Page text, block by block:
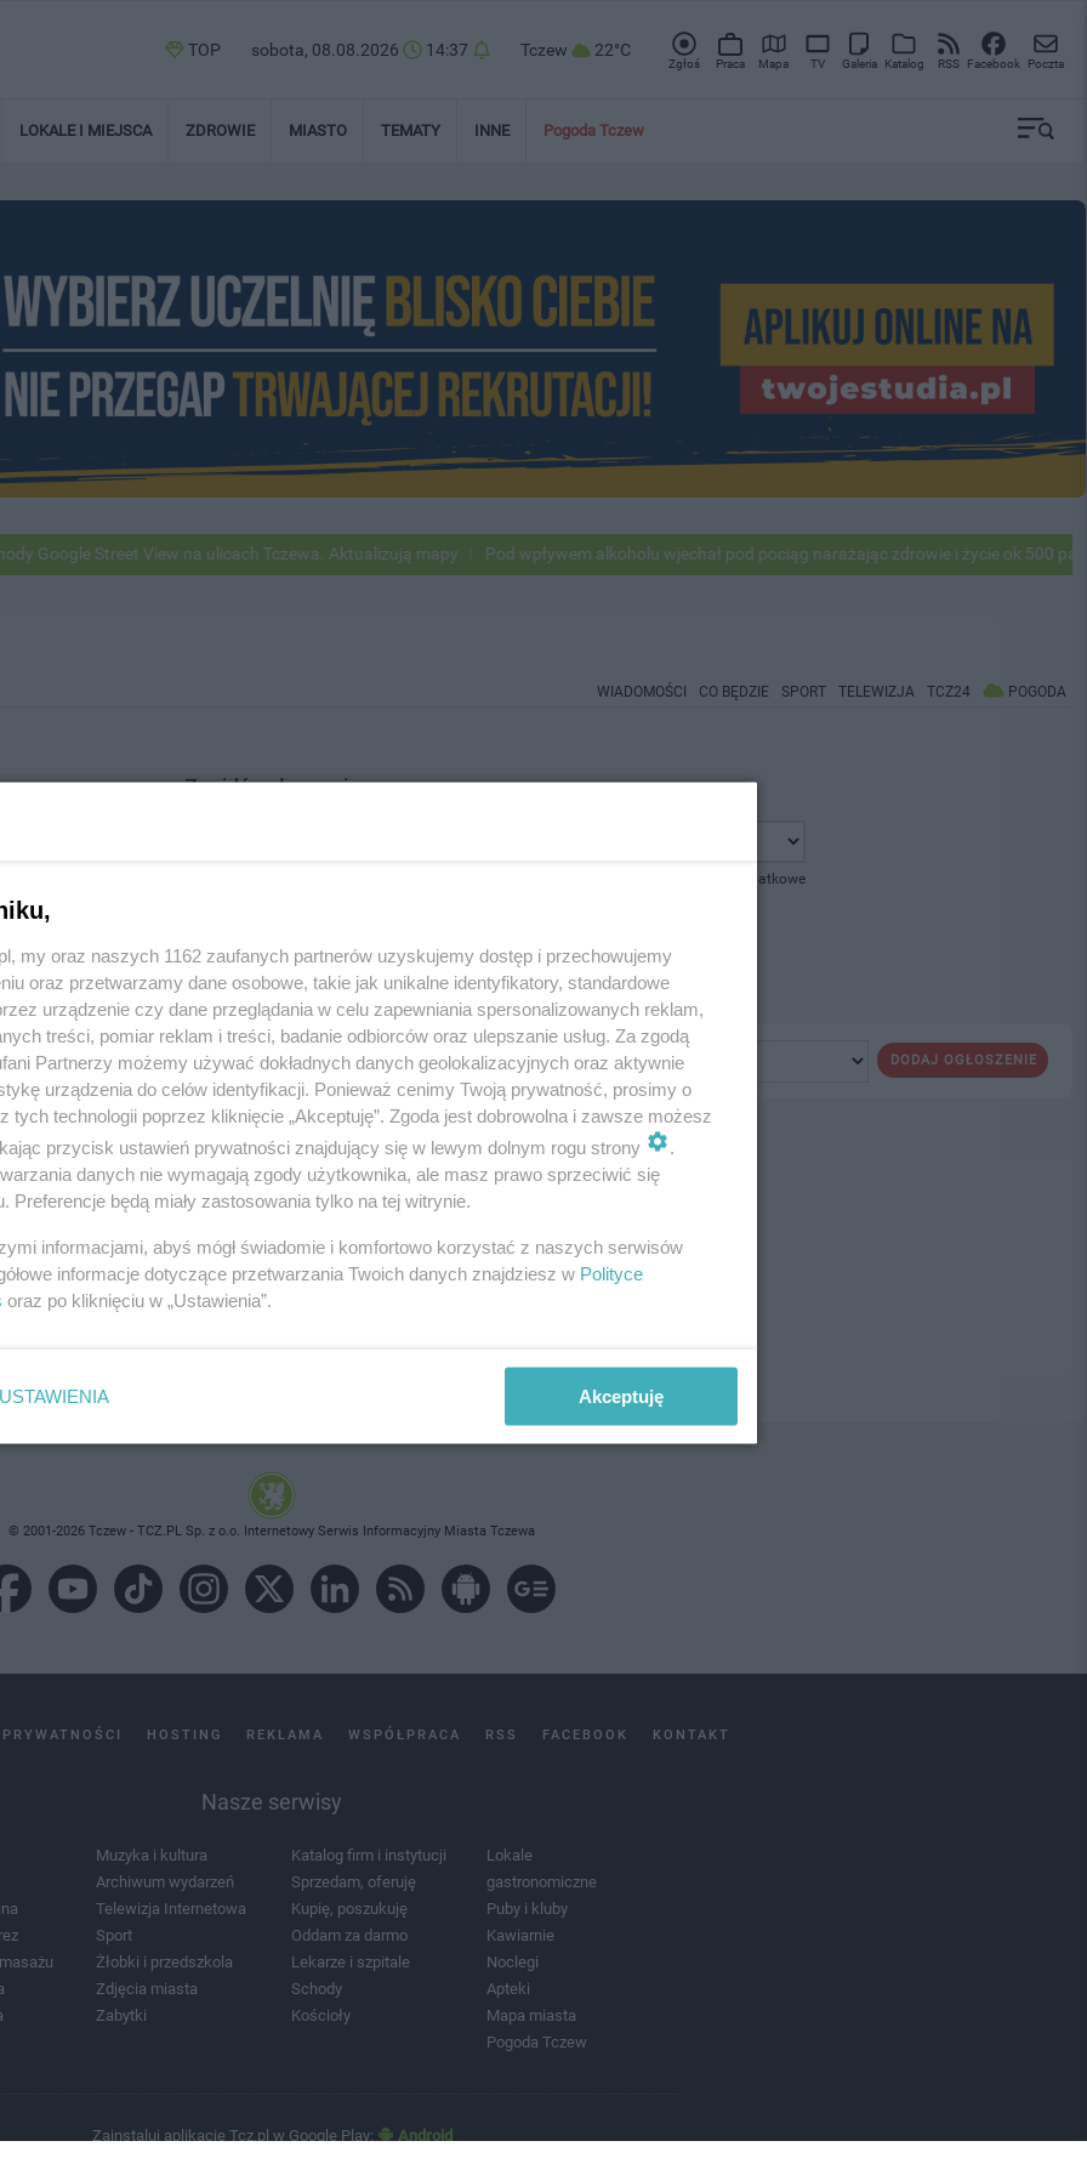
TOP sobota, 08.08.2026 14:37 Tczew 22°C
Zgłoś Praca Mapa TV Galeria Katalog RSS Facebook Poczta
LOKALE I MIEJSCA ZDROWIE MIASTO TEMATY INNE Pogoda Tczew
Google Street View na ulicach Tczewa. Aktualizują mapy Pod wpływem alkoholu wjechał pod pociąg narażając zdrowie i życie ok 500
WIADOMOŚCI CO BĘDZIE SPORT TELEWIZJA TCZ24 POGODA
Znajdź ogłoszenie
pokaż opcje dodatkowe
DODAJ OGŁOSZENIE
ogłoszenie nie istnieje lub nie jest jeszcze aktywne!
© 2001-2026 Tczew - TCZ.PL Sp. z o.o. Internetowy Serwis Informacyjny Miasta Tczewa
HOSTING REKLAMA WSPÓŁPRACA RSS FACEBOOK KONTAKT
Nasze serwisy
Muzyka i kultura
Archiwum wydarzeń
Telewizja Internetowa
Sport
Żłobki i przedszkola
Zdjęcia miasta
Zabytki
Katalog firm i instytucji
Sprzedam, oferuję
Kupię, poszukuję
Oddam za darmo
Lekarze i szpitale
Schody
Kościoły
Lokale
gastronomiczne
Puby i kluby
Kawiarnie
Noclegi
Apteki
Mapa miasta
Pogoda Tczew
Zainstaluj aplikację Tcz.pl w Google Play: Android
my oraz naszych 1162 zaufanych partnerów uzyskujemy dostęp i przechowujemy
oraz przetwarzamy dane osobowe, takie jak unikalne identyfikatory, standardowe
urządzenie czy dane przeglądania w celu zapewniania spersonalizowanych reklam,
treści, pomiar reklam i treści, badanie odbiorców oraz ulepszanie usług. Za zgodą
Partnerzy możemy używać dokładnych danych geolokalizacyjnych oraz aktywnie
urządzenia do celów identyfikacji. Ponieważ cenimy Twoją prywatność, prosimy o
tych technologii poprzez kliknięcie „Akceptuję”. Zgoda jest dobrowolna i zawsze możesz
przycisk ustawień prywatności znajdujący się w lewym dolnym rogu strony
danych nie wymagają zgody użytkownika, ale masz prawo sprzeciwić się
Preferencje będą miały zastosowania tylko na tej witrynie.
informacjami, abyś mógł świadomie i komfortowo korzystać z naszych serwisów
informacje dotyczące przetwarzania Twoich danych znajdziesz w Polityce
oraz po kliknięciu w „Ustawienia”.
USTAWIENIA Akceptuję